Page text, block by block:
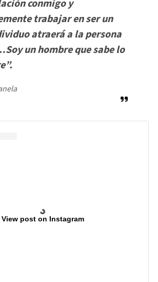
conmigo y
trabajar en ser un
atraerá a la persona
un hombre que sabe lo
View post on Instagram